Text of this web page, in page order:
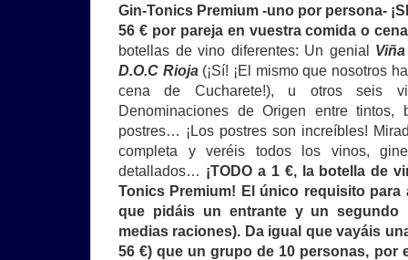
Gin-Tonics Premium -uno por persona-
56 € por pareja en vuestra comida o
botellas de vino diferentes: Un genial
D.O.C Rioja(¡Sí! ¡El mismo que nosotros
cena de Cucharete!), u otros seis
Denominaciones de Origen entre
postres… ¡Los postres son increíbles!
completa y veréis todos los vinos,
detallados… ¡TODO a 1 €, la botella de
Tonics Premium! El único requisito para
que pidáis un entrante y un segundo
medias raciones). Da igual que vayáis
56 €) que un grupo de 10 personas, por